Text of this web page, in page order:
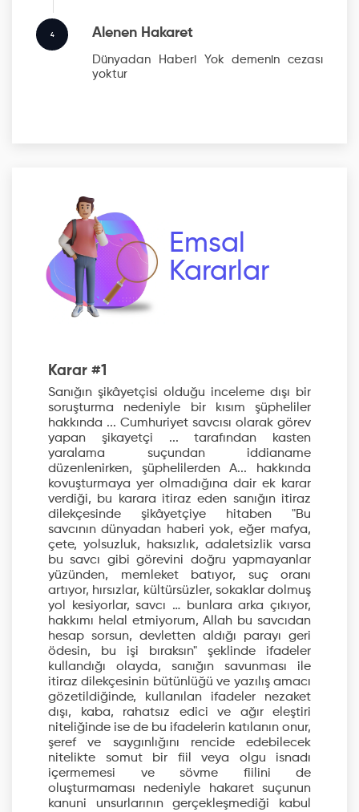
4 Alenen Hakaret
Dünyadan Haberi Yok demenin cezası
yoktur
Emsal
Kararlar
Karar #1
Sanığın şikâyetçisi olduğu inceleme dışı bir
soruşturma nedeniyle bir kısım şüpheliler
hakkında ... Cumhuriyet savcısı olarak görev
yapan şikayetçi ... tarafından kasten
yaralama suçundan iddianame
düzenlenirken, şüphelilerden A... hakkında
kovuşturmaya yer olmadığına dair ek karar
verdiği, bu karara itiraz eden sanığın itiraz
dilekçesinde şikâyetçiye hitaben "Bu
savcının dünyadan haberi yok, eğer mafya,
çete, yolsuzluk, haksızlık, adaletsizlik varsa
bu savcı gibi görevini doğru yapmayanlar
yüzünden, memleket batıyor, suç oranı
artıyor, hırsızlar, kültürsüzler, sokaklar dolmuş
yol kesiyorlar, savcı … bunlara arka çıkıyor,
hakkımı helal etmiyorum, Allah bu savcıdan
hesap sorsun, devletten aldığı parayı geri
ödesin, bu işi bıraksın" şeklinde ifadeler
kullandığı olayda, sanığın savunması ile
itiraz dilekçesinin bütünlüğü ve yazılış amacı
gözetildiğinde, kullanılan ifadeler nezaket
dışı, kaba, rahatsız edici ve ağır eleştiri
niteliğinde ise de bu ifadelerin katılanın onur,
şeref ve saygınlığını rencide edebilecek
nitelikte somut bir fiil veya olgu isnadı
içermemesi ve sövme fiilini de
oluşturmaması nedeniyle hakaret suçunun
kanuni unsurlarının gerçekleşmediği kabul